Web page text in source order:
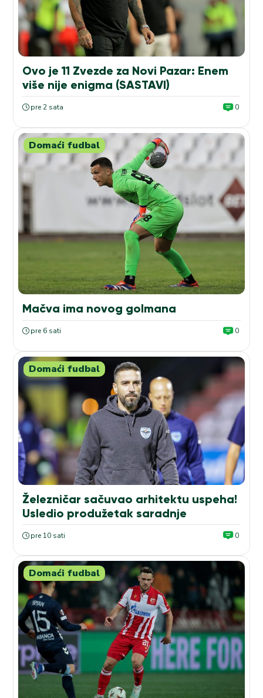
Ovo je 11 Zvezde za Novi Pazar: Enem
više nije enigma (SASTAVI)
pre 2 sata 0
Domaći fudbal
Mačva ima novog golmana
pre 6 sati 0
Domaći fudbal
Železničar sačuvao arhitektu uspeha!
Usledio produžetak saradnje
pre 10 sati 0
Domaći fudbal